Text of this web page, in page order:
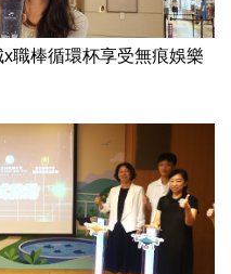
職棒循環杯享受無痕娛樂